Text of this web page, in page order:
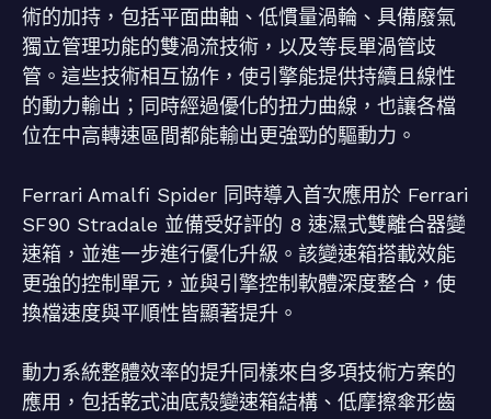
術的加持，包括平面曲軸、低慣量渦輪、具備廢氣
獨立管理功能的雙渦流技術，以及等長單渦管歧
管。這些技術相互協作，使引擎能提供持續且線性
的動力輸出；同時經過優化的扭力曲線，也讓各檔
位在中高轉速區間都能輸出更強勁的驅動力。
Ferrari Amalfi Spider 同時導入首次應用於 Ferrari
SF90 Stradale 並備受好評的 8 速濕式雙離合器變
速箱，並進一步進行優化升級。該變速箱搭載效能
更強的控制單元，並與引擎控制軟體深度整合，使
換檔速度與平順性皆顯著提升。
動力系統整體效率的提升同樣來自多項技術方案的
應用，包括乾式油底殼變速箱結構、低摩擦傘形齒